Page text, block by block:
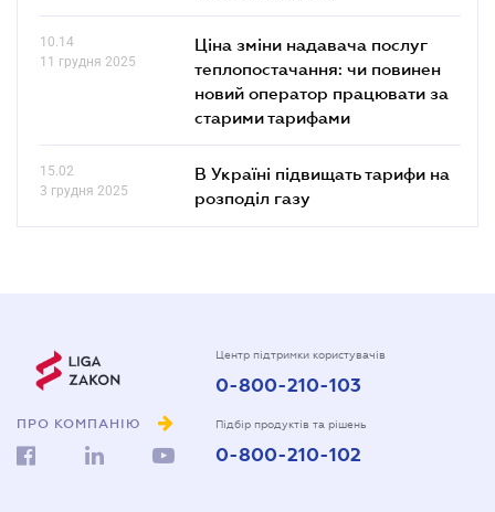
10.14
11 грудня 2025
Ціна зміни надавача послуг
теплопостачання: чи повинен
новий оператор працювати за
старими тарифами
15.02
3 грудня 2025
В Україні підвищать тарифи на
розподіл газу
ПРО КОМПАНІЮ
Центр підтримки користувачів
0-800-210-103
Підбір продуктів та рішень
0-800-210-102